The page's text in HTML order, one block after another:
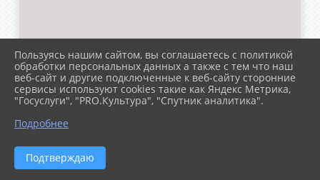
Пользуясь нашим сайтом, вы соглашаетесь с политикой
обработки персональных данных а также с тем что наш
веб-сайт и другие подключенные к веб-сайту сторонние
сервисы используют cookies такие как Яндекс Метрика,
"Госуслуги", "PRO.Культура", "Спутник аналитика".
Подробнее
Подтверждаю